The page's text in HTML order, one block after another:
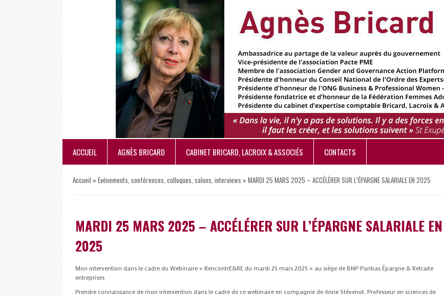
ACCUEIL AGNÈS BRICARD CABINET BRICARD, LACROIX & ASSOCIÉS CONTACTS
Accueil » Evénements, conférences, colloques, salons, interviews » MARDI 25 MARS 2025 – ACCÉLÉRER SUR L’ÉPARGNE SALARIALE EN 2025
MARDI 25 MARS 2025 – ACCÉLÉRER SUR L’ÉPARGNE SALARIALE EN
2025
Mon intervention dans le cadre du Webinaire « RencontrE&RE du mardi 25 mars 2025 » au siège de BNP Paribas Épargne & Retraite
entreprises
Prendre connaissance de mon intervention dans le cadre de ce webinaire en compagnie de Anne Stévenot, Professeur en sciences de